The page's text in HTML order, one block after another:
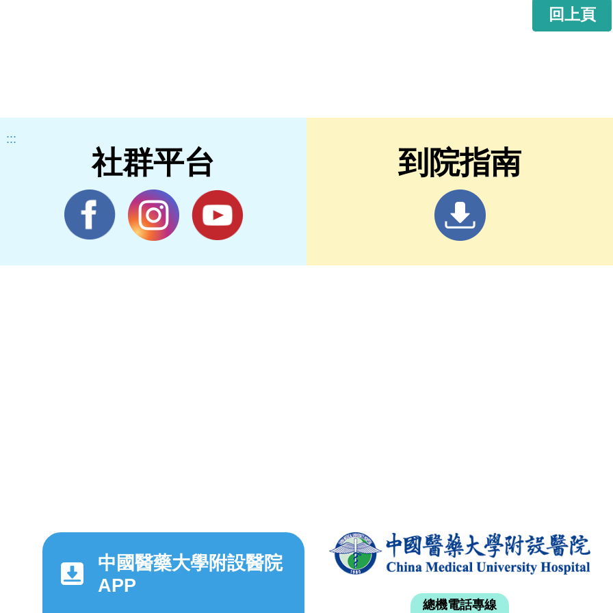
回上頁
:::
社群平台 到院指南
中國醫藥大學附設醫院
APP
總機電話專線